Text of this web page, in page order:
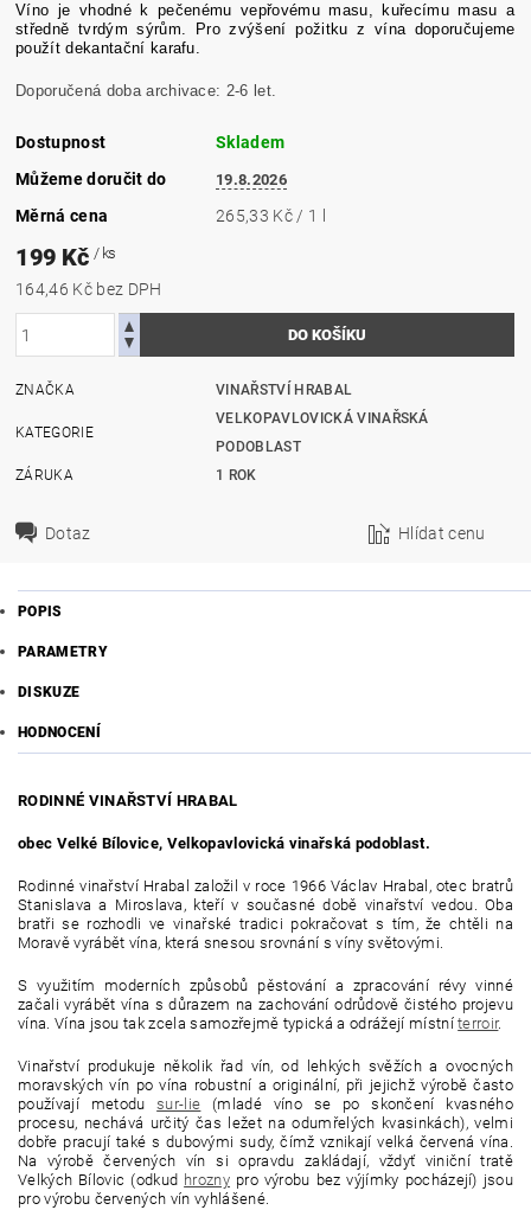
Víno je vhodné k pečenému vepřovému masu, kuřecímu masu a
středně tvrdým sýrům. Pro zvýšení požitku z vína doporučujeme
použít dekantační karafu.
Doporučená dobaarchivace: 2-6 let.
Dostupnost
Skladem
Můžeme doručit do
19.8.2026
Měrná cena 265,33 Kč / 1 l
199 Kč / ks
164,46 Kč bez DPH
ZNAČKA VINAŘSTVÍ HRABAL
KATEGORIE
VELKOPAVLOVICKÁ VINAŘSKÁ
PODOBLAST
ZÁRUKA
1 ROK
Dotaz Hlídat cenu
POPIS
PARAMETRY
DISKUZE
HODNOCENÍ
RODINNÉ VINAŘSTVÍ HRABAL
obec Velké Bílovice, Velkopavlovická vinařská podoblast.
Rodinné vinařství Hrabal založil v roce 1966 Václav Hrabal, otec bratrů
Stanislava a Miroslava, kteří v současné době vinařství vedou. Oba
bratři se rozhodli ve vinařské tradici pokračovat s tím, že chtěli na
Moravě vyrábět vína, která snesou srovnání s víny světovými.
S využitím moderních způsobů pěstování a zpracování révy vinné
začali vyrábět vína s důrazem na zachování odrůdově čistého projevu
vína. Vína jsou tak zcela samozřejmě typická a odrážejí místníterroir.
Vinařství produkuje několik řad vín, od lehkých svěžích a ovocných
moravských vín po vína robustní a originální, při jejichž výrobě často
používají metodusur-lie (mladé víno se po skončení kvasného
procesu, nechává určitý čas ležet na odumřelých kvasinkách), velmi
dobře pracují také s dubovými sudy, čímž vznikají velká červená vína.
Na výrobě červených vín si opravdu zakládají, vždyť viniční tratě
Velkých Bílovic (odkud hrozny pro výrobu bez výjímky pocházejí) jsou
pro výrobu červených vín vyhlášené.